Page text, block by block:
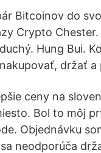
Bitcoinov do
Crypto
Hung Bui.
držať
ceny na
Bol to môj
Objednávku
neodporúča